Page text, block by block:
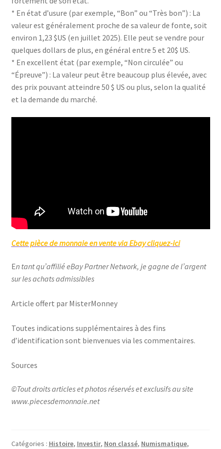
* En état d’usure (par exemple, “Bon” ou “Très bon”) : La
valeur est généralement proche de sa valeur de fonte, soit
environ 1,23 $US (en juillet 2025). Elle peut se vendre pour
quelques dollars de plus, en général entre 5 et 20$ US.
* En excellent état (par exemple, “Non circulée” ou
“Épreuve”) : La valeur peut être beaucoup plus élevée, avec
des prix pouvant atteindre 50 $ US ou plus, selon la qualité
et la demande du marché.
Cette pièce de monnaie en vente via Ebay cliquez-ici
En tant qu’affilié eBay Partner Network, je gagne de l’argent
sur les achats admissibles
Article offert par MisterMonney
Toutes indications supplémentaires à des fins
d’identification sont bienvenues via les commentaires.
Sources
©Tout droits articles et photos réservés et exclusifs au site
www.piecesdemonnaie.net
Catégories : Histoire, Investir, Non classé, Numismatique,